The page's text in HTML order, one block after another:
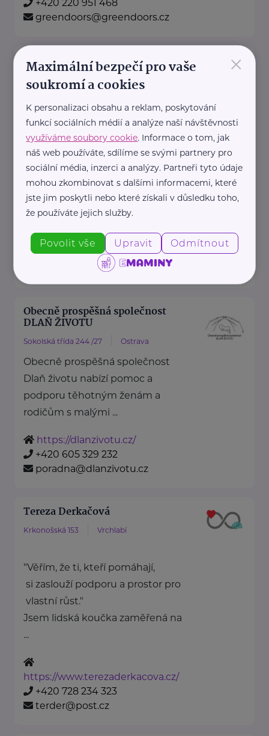
+420 220 951 468
greendoors@greendoors.cz
Klub svobodných matek z.s.
Dukelských hrdinů 34 Praha 7
"Pomáháme rodičům a jejich
dětem."
Rodinám samoživitelů z celé ČR
poskytujeme finanční, materiální,
odbornou právní ...
+420 800 995 511
info@klubsvobodnychmatek.cz
Obecně prospěšná společnost
DLAŇ ŽIVOTU
Sokolská třída 244 /27 Ostrava
Obecně prospěšná společnost
Dlaň životu nabízí pomoc a
podporu těhotným ženám a
rodičům s malými ...
https://dlanzivotu.cz/
+420 605 329 232
poradna@dlanzivotu.cz
Tereza Derkačová
Krkonošská 153 Vrchlabí
"Věřím, že ti, kteří pomáhají,
si zaslouží podporu a prostor pro
vlastní růst."
Jsem lidská koučka zaměřená na
...
https://www.terezaderkacova.cz/
+420 728 234 323
terder@post.cz
×
Maximální bezpečí pro vaše
soukromí a cookies
K personalizaci obsahu a reklam, poskytování
funkcí sociálních médií a analýze naší návštěvnosti
využíváme soubory cookie. Informace o tom, jak
náš web používáte, sdílíme se svými partnery pro
sociální média, inzerci a analýzy. Partneři tyto údaje
mohou zkombinovat s dalšími informacemi, které
jste jim poskytli nebo které získali v důsledku toho,
že používáte jejich služby.
Povolit vše Upravit Odmítnout